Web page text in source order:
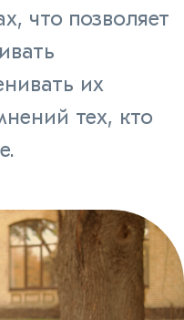
что позволяет
их
тех, кто